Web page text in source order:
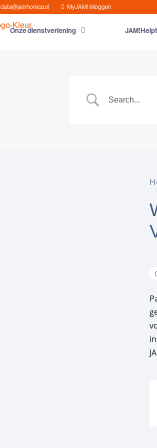
data@jamhoreca.nl MyJAM! inloggen
Onze dienstverlening JAM!Helpt